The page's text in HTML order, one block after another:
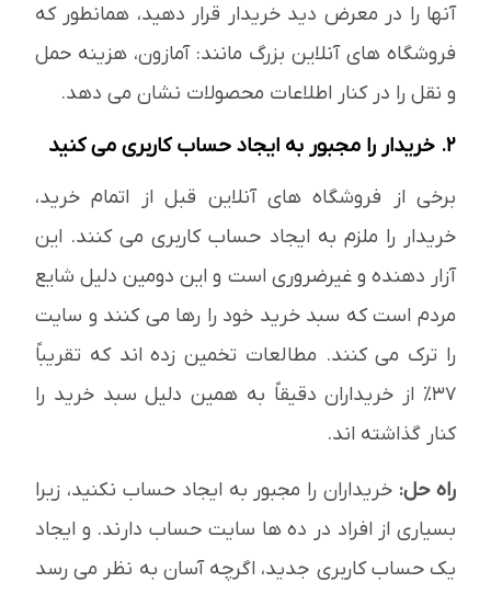
آنها را در معرض دید خریدار قرار دهید، همانطور که
فروشگاه های آنلاین بزرگ مانند: آمازون، هزینه حمل
و نقل را در کنار اطلاعات محصولات نشان می دهد.
2. خریدار را مجبور به ایجاد حساب کاربری می کنید
برخی از فروشگاه های آنلاین قبل از اتمام خرید،
خریدار را ملزم به ایجاد حساب کاربری می کنند. این
آزار دهنده و غیرضروری است و این دومین دلیل شایع
مردم است که سبد خرید خود را رها می کنند و سایت
را ترک می کنند. مطالعات تخمین زده اند که تقریباً
37٪ از خریداران دقیقاً به همین دلیل سبد خرید را
کنار گذاشته اند.
راه حل: خریداران را مجبور به ایجاد حساب نکنید، زیرا
بسیاری از افراد در ده ها سایت حساب دارند. و ایجاد
یک حساب کاربری جدید، اگرچه آسان به نظر می رسد